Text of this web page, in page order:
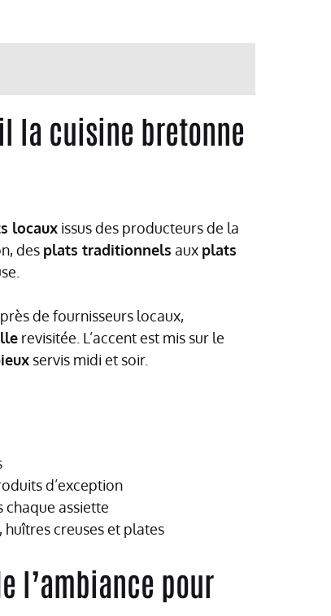
la cuisine bretonne
locaux issus des producteurs de la
des plats traditionnels aux plats
de fournisseurs locaux,
revisitée. L’accent est mis sur le
servis midi et soir.
d’exception
chaque assiette
creuses et plates
l’ambiance pour